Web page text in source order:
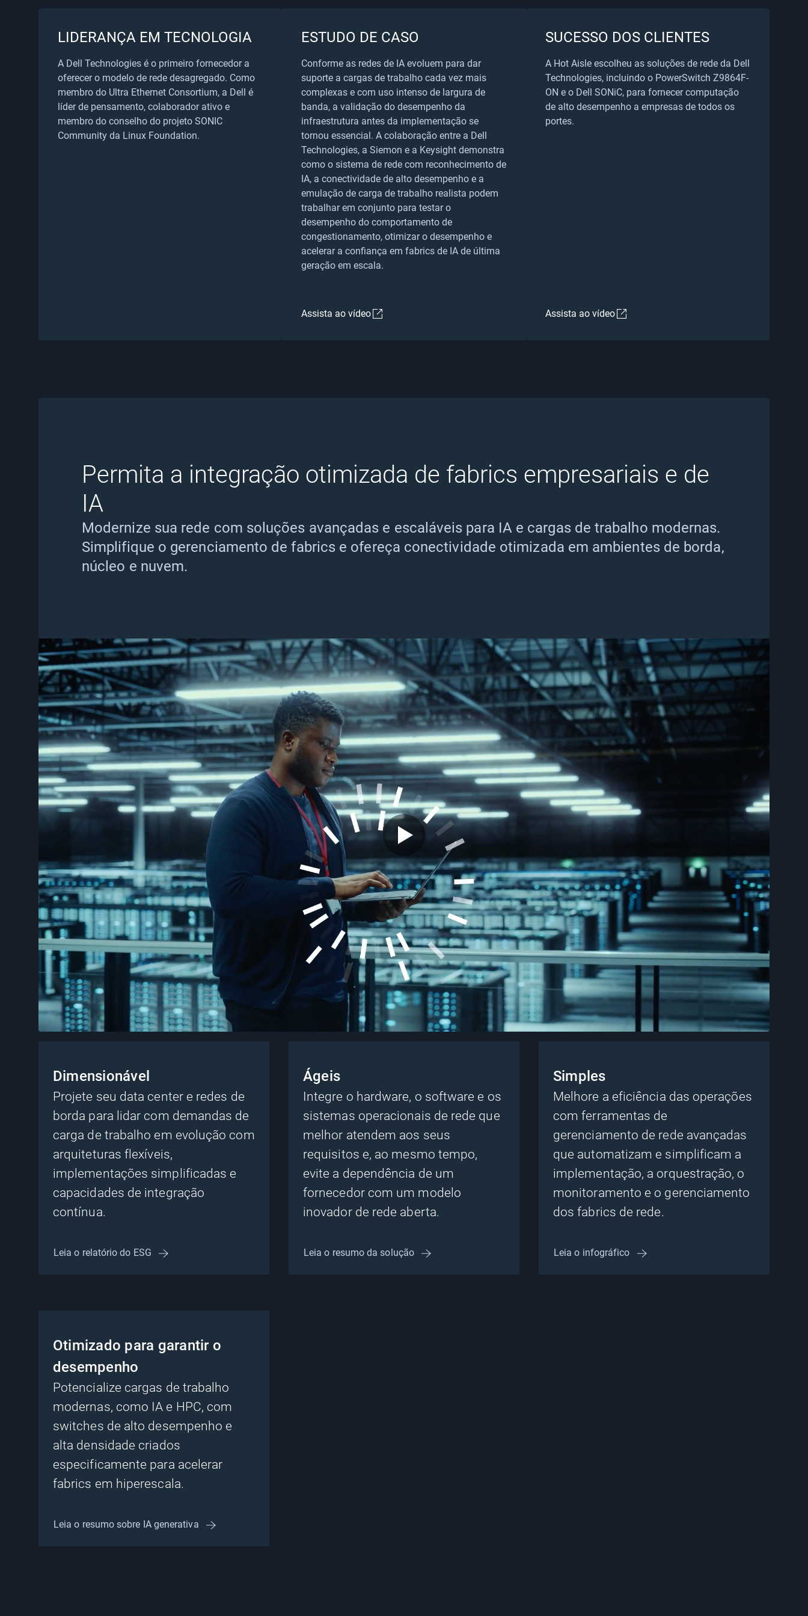
LIDERANÇA EM TECNOLOGIA
A Dell Technologies é o primeiro fornecedor a
oferecer o modelo de rede desagregado. Como
membro do Ultra Ethernet Consortium, a Dell é
líder de pensamento, colaborador ativo e
membro do conselho do projeto SONIC
Community da Linux Foundation.
ESTUDO DE CASO
Conforme as redes de IA evoluem para dar
suporte a cargas de trabalho cada vez mais
complexas e com uso intenso de largura de
banda, a validação do desempenho da
infraestrutura antes da implementação se
tornou essencial. A colaboração entre a Dell
Technologies, a Siemon e a Keysight demonstra
como o sistema de rede com reconhecimento de
IA, a conectividade de alto desempenho e a
emulação de carga de trabalho realista podem
trabalhar em conjunto para testar o
desempenho do comportamento de
congestionamento, otimizar o desempenho e
acelerar a confiança em fabrics de IA de última
geração em escala.
Assista ao vídeo
SUCESSO DOS CLIENTES
A Hot Aisle escolheu as soluções de rede da Dell
Technologies, incluindo o PowerSwitch Z9864F-
ON e o Dell SONiC, para fornecer computação
de alto desempenho a empresas de todos os
portes.
Assista ao vídeo
Permita a integração otimizada de fabrics empresariais e de
IA
Modernize sua rede com soluções avançadas e escaláveis para IA e cargas de trabalho modernas.
Simplifique o gerenciamento de fabrics e ofereça conectividade otimizada em ambientes de borda,
núcleo e nuvem.
Dimensionável
Projete seu data center e redes de
borda para lidar com demandas de
carga de trabalho em evolução com
arquiteturas flexíveis,
implementações simplificadas e
capacidades de integração
contínua.
Leia o relatório do ESG
Ágeis
Integre o hardware, o software e os
sistemas operacionais de rede que
melhor atendem aos seus
requisitos e, ao mesmo tempo,
evite a dependência de um
fornecedor com um modelo
inovador de rede aberta.
Leia o resumo da solução
Simples
Melhore a eficiência das operações
com ferramentas de
gerenciamento de rede avançadas
que automatizam e simplificam a
implementação, a orquestração, o
monitoramento e o gerenciamento
dos fabrics de rede.
Leia o infográfico
Otimizado para garantir o
desempenho
Potencialize cargas de trabalho
modernas, como IA e HPC, com
switches de alto desempenho e
alta densidade criados
especificamente para acelerar
fabrics em hiperescala.
Leia o resumo sobre IA generativa